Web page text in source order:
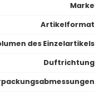
Marke
Artikelformat
des Einzelartikels
Duftrichtung